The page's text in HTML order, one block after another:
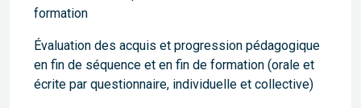
formation
Évaluation des acquis et progression pédagogique
en fin de séquence et en fin de formation (orale et
écrite par questionnaire, individuelle et collective)